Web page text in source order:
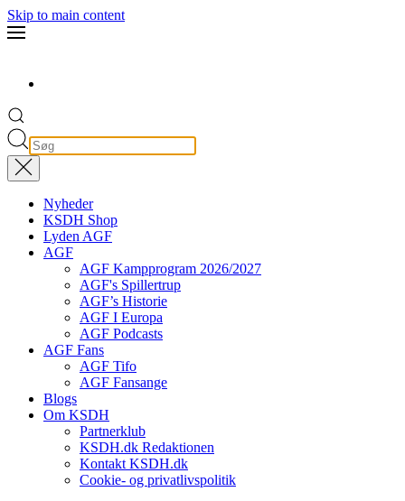
Skip to main content
Nyheder
KSDH Shop
Lyden AGF
AGF
AGF Kampprogram 2026/2027
AGF's Spillertrup
AGF’s Historie
AGF I Europa
AGF Podcasts
AGF Fans
AGF Tifo
AGF Fansange
Blogs
Om KSDH
Partnerklub
KSDH.dk Redaktionen
Kontakt KSDH.dk
Cookie- og privatlivspolitik